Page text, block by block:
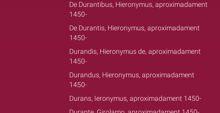
De Durantibus, Hieronymus, aproximadament
1450-
De Durantis, Hieronymus, aproximadament
1450-
Durandis, Hieronymus de, aproximadament
1450-
Durandus, Hieronymus, aproximadament
1450-
Durans, Ieronymus, aproximadament 1450-